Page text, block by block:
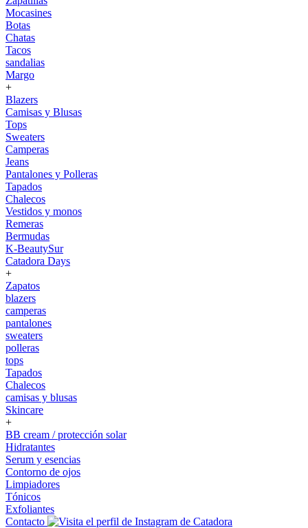
Mocasines
Botas
Chatas
Tacos
sandalias
Margo
+
Blazers
Camisas y Blusas
Tops
Sweaters
Camperas
Jeans
Pantalones y Polleras
Tapados
Chalecos
Vestidos y monos
Remeras
Bermudas
K-BeautySur
Catadora Days
+
Zapatos
blazers
camperas
pantalones
sweaters
polleras
tops
Tapados
Chalecos
camisas y blusas
Skincare
+
BB cream / protección solar
Hidratantes
Serum y esencias
Contorno de ojos
Limpiadores
Tónicos
Exfoliantes
Contacto